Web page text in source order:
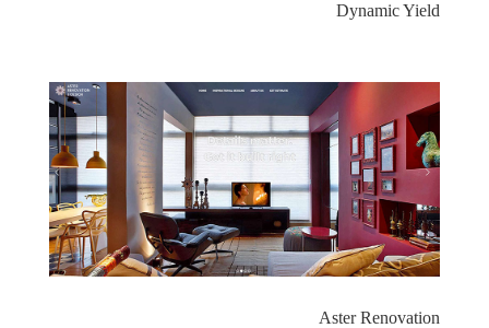
Dynamic Yield
Aster Renovation